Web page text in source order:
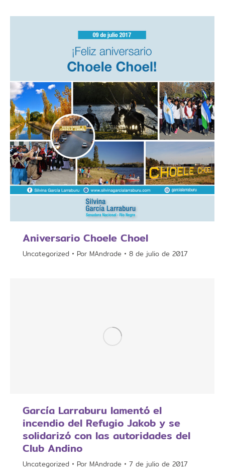
Aniversario Choele Choel
Uncategorized Por MAndrade 8 de julio de 2017
García Larraburu lamentó el
incendio del Refugio Jakob y se
solidarizó con las autoridades del
Club Andino
Uncategorized Por MAndrade 7 de julio de 2017